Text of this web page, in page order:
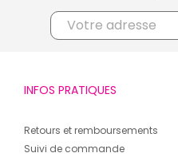
INFOS PRATIQUES
Retours et remboursements
Suivi de commande